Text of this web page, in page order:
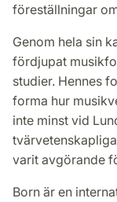
föreställningar
Genom hela sin
fördjupat
studier. Hennes
forma hur
inte minst vid
varit avgörande
Born är en